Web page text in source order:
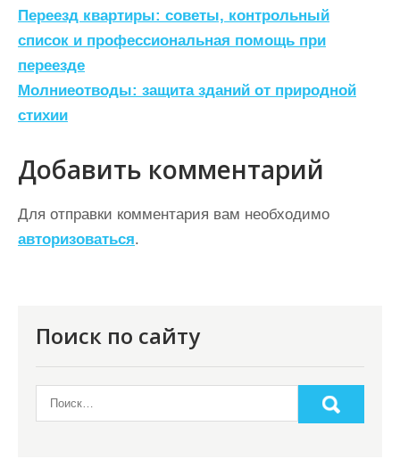
Н
а
в
и
а
ц
и
я
Переезд квартиры: советы, контрольный
список и профессиональная помощь при
переезде
Молниеотводы: защита зданий от природной
стихии
Добавить комментарий
Для отправки комментария вам необходимо
авторизоваться.
Поиск по сайту